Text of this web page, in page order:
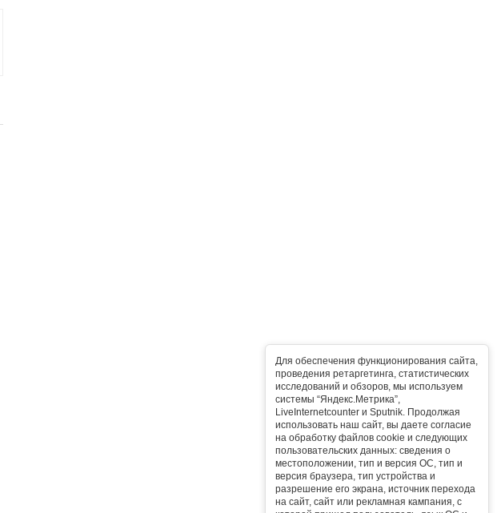
Для обеспечения функционирования сайта,
проведения ретаргетинга, статистических
исследований и обзоров, мы используем
системы “Яндекс.Метрика”,
LiveInternetcounter и Sputnik. Продолжая
использовать наш сайт, вы даете согласие
на обработку файлов cookie и следующих
пользовательских данных: сведения о
местоположении, тип и версия ОС, тип и
версия браузера, тип устройства и
разрешение его экрана, источник перехода
на сайт, сайт или рекламная кампания, с